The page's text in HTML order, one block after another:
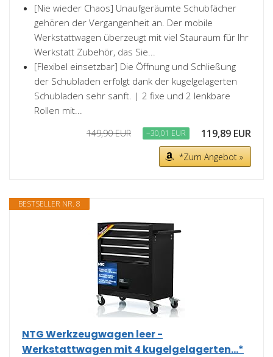
[Nie wieder Chaos] Unaufgeräumte Schubfächer
gehören der Vergangenheit an. Der mobile
Werkstattwagen überzeugt mit viel Stauraum für Ihr
Werkstatt Zubehör, das Sie...
[Flexibel einsetzbar] Die Öffnung und Schließung
der Schubladen erfolgt dank der kugelgelagerten
Schubladen sehr sanft. | 2 fixe und 2 lenkbare
Rollen mit...
149,90 EUR −30,01 EUR 119,89 EUR
*Zum Angebot »
BESTSELLER NR. 8
NTG Werkzeugwagen leer -
Werkstattwagen mit 4 kugelgelagerten...*